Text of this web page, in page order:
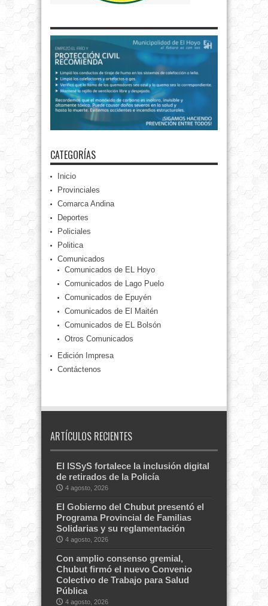
CATEGORÍAS
Inicio
Provinciales
Comarca Andina
Deportes
Policiales
Politica
Comunicados
Comunicados de EL Hoyo
Comunicados de Lago Puelo
Comunicados de Epuyén
Comunicados de El Maitén
Comunicados de EL Bolsón
Otros Comunicados
Edición Impresa
Contáctenos
ARTÍCULOS RECIENTES
El ISSyS fortalece la inclusión digital
de retirados de la Policía
4 agosto, 2026
El Gobierno del Chubut presentó el
Programa Provincial de Familias
Solidarias y su reglamentación
4 agosto, 2026
Con amplio consenso gremial,
Chubut firmó el nuevo Convenio
Colectivo de Trabajo para Salud
Pública
4 agosto, 2026